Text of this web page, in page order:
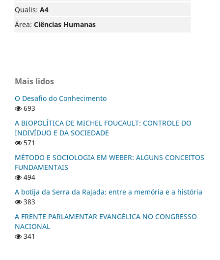
Qualis: A4
Área: Ciências Humanas
Mais lidos
O Desafio do Conhecimento
693
A BIOPOLÍTICA DE MICHEL FOUCAULT: CONTROLE DO
INDIVÍDUO E DA SOCIEDADE
571
MÉTODO E SOCIOLOGIA EM WEBER: ALGUNS CONCEITOS
FUNDAMENTAIS
494
A botija da Serra da Rajada: entre a memória e a história
383
A FRENTE PARLAMENTAR EVANGÉLICA NO CONGRESSO
NACIONAL
341